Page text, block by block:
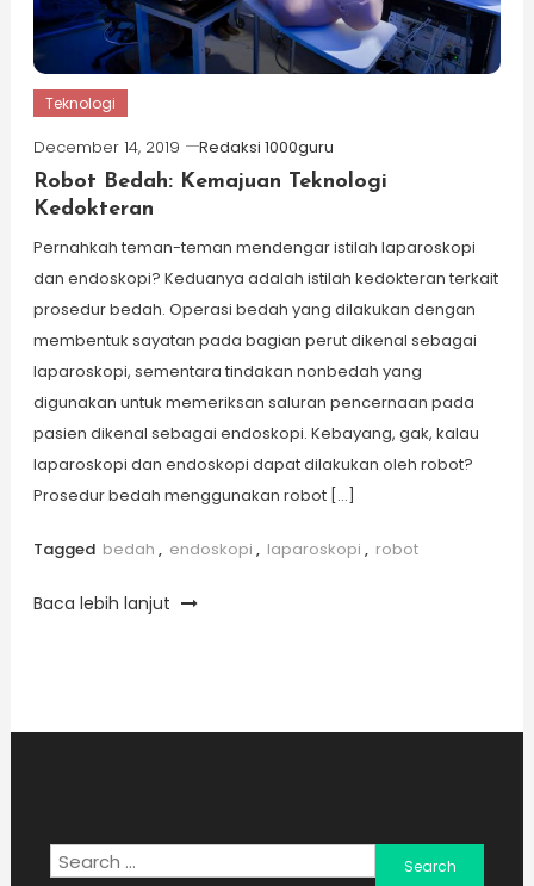
Teknologi
December 14, 2019
Redaksi 1000guru
Robot Bedah: Kemajuan Teknologi
Kedokteran
Pernahkah teman-teman mendengar istilah laparoskopi
dan endoskopi? Keduanya adalah istilah kedokteran terkait
prosedur bedah. Operasi bedah yang dilakukan dengan
membentuk sayatan pada bagian perut dikenal sebagai
laparoskopi, sementara tindakan nonbedah yang
digunakan untuk memeriksan saluran pencernaan pada
pasien dikenal sebagai endoskopi. Kebayang, gak, kalau
laparoskopi dan endoskopi dapat dilakukan oleh robot?
Prosedur bedah menggunakan robot […]
Tagged bedah , endoskopi , laparoskopi , robot
Baca lebih lanjut
Search